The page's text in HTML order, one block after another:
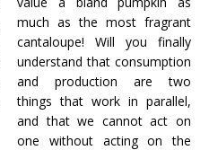
much as the most fragrant
cantaloupe! Will you finally
understand that consumption
and production are two
things that work in parallel,
and that we cannot act on
one without acting on the